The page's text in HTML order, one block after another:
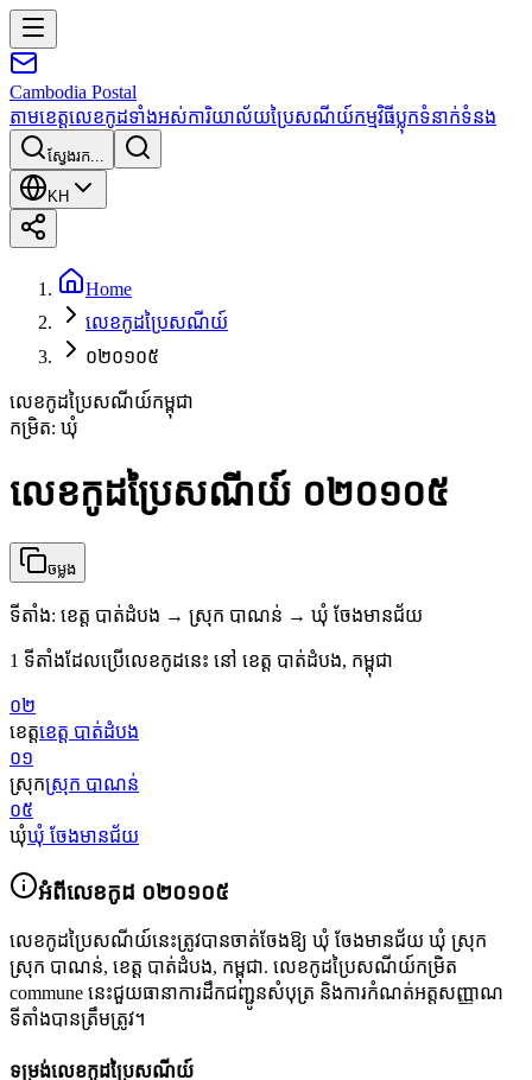
Cambodia Postal
តាមខេត្តលេខកូដទាំងអស់ការិយាល័យប្រៃសណីយ៍កម្មវិធីប្លុកទំនាក់ទំនង
ស្វែងរក...
KH
Home
លេខកូដប្រៃសណីយ៍
០២០១០៥
លេខកូដប្រៃសណីយ៍កម្ពុជា
កម្រិត: ឃុំ
លេខកូដប្រៃសណីយ៍ ០២០១០៥
ចម្លង
ទីតាំង: ខេត្ត បាត់ដំបង → ស្រុក បាណន់ → ឃុំ ចែងមានជ័យ
1 ទីតាំងដែលប្រើលេខកូដនេះ នៅ ខេត្ត បាត់ដំបង, កម្ពុជា
០២
ខេត្តខេត្ត បាត់ដំបង
០១
ស្រុកស្រុក បាណន់
០៥
ឃុំឃុំ ចែងមានជ័យ
អំពីលេខកូដ ០២០១០៥
លេខកូដប្រៃសណីយ៍នេះត្រូវបានចាត់ចែងឱ្យ ឃុំ ចែងមានជ័យ ឃុំ ស្រុក
ស្រុក បាណន់, ខេត្ត បាត់ដំបង, កម្ពុជា. លេខកូដប្រៃសណីយ៍កម្រិត
commune នេះជួយធានាការដឹកជញ្ជូនសំបុត្រ និងការកំណត់អត្តសញ្ញាណ
ទីតាំងបានត្រឹមត្រូវ។
ទម្រង់លេខកូដប្រៃសណីយ៍